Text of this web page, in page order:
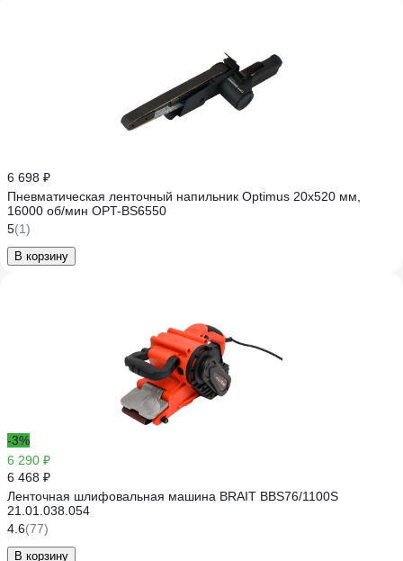
6 698 ₽
Пневматическая ленточный напильник Optimus 20x520 мм,
16000 об/мин OPT-BS6550
5(1)
В корзину
-3%
6 290 ₽
6 468 ₽
Ленточная шлифовальная машина BRAIT BBS76/1100S
21.01.038.054
4.6(77)
В корзину